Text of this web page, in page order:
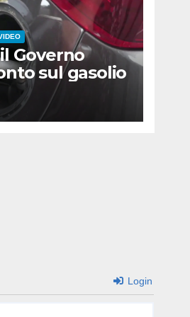
Governo
sul gasolio
Login